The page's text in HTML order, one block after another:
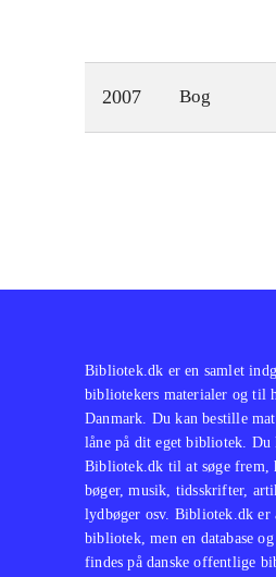
2007 Bog
Bibliotek.dk er en samlet
bibliotekers materialer og til
Danmark. Du kan bestille
låne på dit eget bibliotek. Du
Bibliotek.dk til at søge frem,
bøger, musik, tidsskrifter,
lydbøger osv. Bibliotek.dk er
bibliotek, men en database
findes på danske offentlige